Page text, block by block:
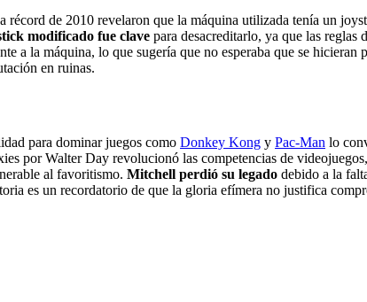
de 2010 revelaron que la máquina utilizada tenía un
modificado fue clave para desacreditarlo, ya que las
a la máquina, lo que sugería que no esperaba que se hicieran
en ruinas.
para dominar juegos como Donkey Kong y Pac-Man lo
por Walter Day revolucionó las competencias de
al favoritismo. Mitchell perdió su legado debido a la
es un recordatorio de que la gloria efímera no justifica